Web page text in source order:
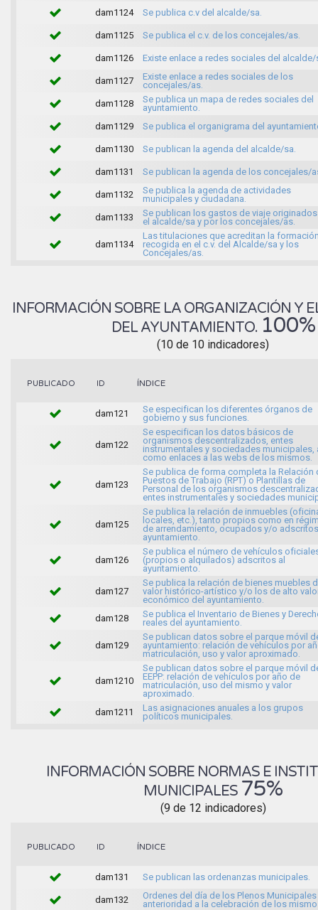
dam1124
Se publica c.v del alcalde/sa.
dam1125 Se publica el c.v. de los concejales/as.
dam1126 Existe enlace a redes sociales del alcalde/
dam1127
Existe enlace a redes sociales de los
concejales/as.
dam1128
Se publica un mapa de redes sociales del
ayuntamiento.
dam1129
Se publica el organigrama del
dam1130 Se publican la agenda del alcalde/sa.
dam1131 Se publican la agenda de los concejales/
dam1132
Se publica la agenda de actividades
municipales y ciudadana.
dam1133
Se publican los gastos de viaje
el alcalde/sa y por los concejales/as.
dam1134
Las titulaciones que acreditan la
recogida en el c.v. del Alcalde/sa y los
Concejales/as.
INFORMACIÓN SOBRE LA ORGANIZACIÓN Y
DEL AYUNTAMIENTO. 100%
(10 de 10 indicadores)
PUBLICADO ID ÍNDICE
dam121
Se especifican los diferentes órganos de
gobierno y sus funciones.
dam122
Se especifican los datos básicos de
organismos descentralizados, entes
instrumentales y sociedades municipales,
como enlaces a las webs de los mismos.
dam123
Se publica de forma completa la Relación
Puestos de Trabajo (RPT) o Plantillas de
Personal de los organismos
entes instrumentales y sociedades
dam125
Se publica la relación de inmuebles
locales, etc.), tanto propios como en
de arrendamiento, ocupados y/o
ayuntamiento.
dam126
Se publica el número de vehículos
(propios o alquilados) adscritos al
ayuntamiento.
dam127
Se publica la relación de bienes muebles
valor histórico-artístico y/o los de alto
económico del ayuntamiento.
dam128
Se publica el Inventario de Bienes y
reales del ayuntamiento.
dam129
Se publican datos sobre el parque móvil
ayuntamiento: relación de vehículos por
matriculación, uso y valor aproximado.
dam1210
Se publican datos sobre el parque móvil
EEPP: relación de vehículos por año de
matriculación, uso del mismo y valor
aproximado.
dam1211
Las asignaciones anuales a los grupos
políticos municipales.
INFORMACIÓN SOBRE NORMAS E
MUNICIPALES 75%
(9 de 12 indicadores)
PUBLICADO ID ÍNDICE
dam131 Se publican las ordenanzas municipales.
dam132
Ordenes del día de los Plenos
anterioridad a la celebración de los